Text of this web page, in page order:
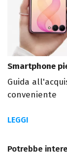
Smartphone
Guida
conveniente
LEGGI
Potrebbe